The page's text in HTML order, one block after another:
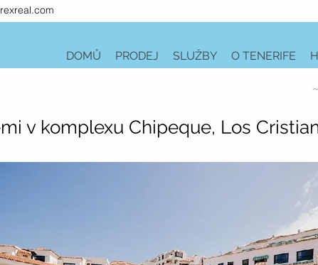
DOMŮ PRODEJ SLUŽBY O TENERIFE
v komplexu Chipeque, Los